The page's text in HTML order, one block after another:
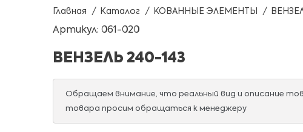
Главная Каталог КОВАННЫЕ ЭЛЕМЕНТЫ
Артикул: 061-020
ВЕНЗЕЛЬ 240-143
Обращаем внимание, что реальный вид и описание
товара просим обращаться к менеджеру